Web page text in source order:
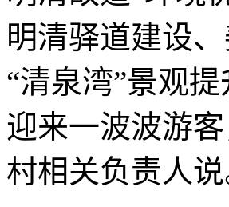
明清驿道建设
“清泉湾”景观
迎来一波波游
村相关负责人说